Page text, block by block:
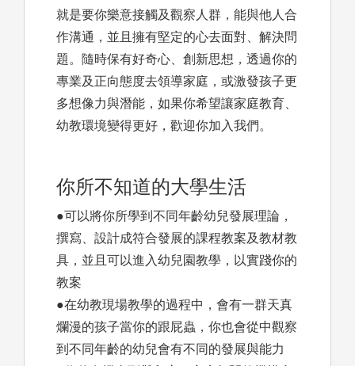
就是要你樂意接觸及觀察人群，能與他人合
作溝通，並且擁有堅定的心去面對、解決問
題。隨時保有好奇心、創新思想，透過你的
專業及正向態度去領導家庭，或激發孩子更
多想像力與潛能，如果你希望讓家庭教育、
幼教環境變得更好，歡迎你加入我們。
你所不知道的大學生活
●可以將你所學到不同年齡幼兒發展理論，
撰寫、設計成符合發展的課程教案及教材教
具，並且可以進入幼兒園教學，以實踐你的
教案
●在幼教現場教學的過程中，會有一群天真
爛漫的孩子當你的跟屁蟲，你也會從中觀察
到不同年齡的幼兒會有不同的發展與能力